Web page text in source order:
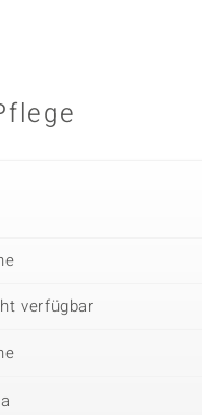
verfügbar